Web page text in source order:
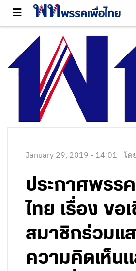
January 29, 2019 - 14:01 โด
ประกาศพรร
ไทย เรื่อง ขอ
สมาชิกร่วมแ
ความคิดเห็นแ